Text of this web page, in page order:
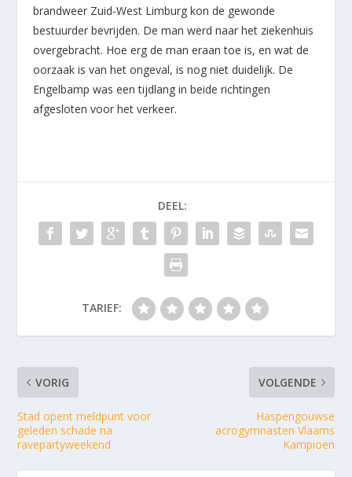
brandweer Zuid-West Limburg kon de gewonde
bestuurder bevrijden. De man werd naar het ziekenhuis
overgebracht. Hoe erg de man eraan toe is, en wat de
oorzaak is van het ongeval, is nog niet duidelijk. De
Engelbamp was een tijdlang in beide richtingen
afgesloten voor het verkeer.
DEEL:
TARIEF:
VORIG
Stad opent meldpunt voor
geleden schade na
ravepartyweekend
VOLGENDE
Haspengouwse
acrogymnasten Vlaams
Kampioen